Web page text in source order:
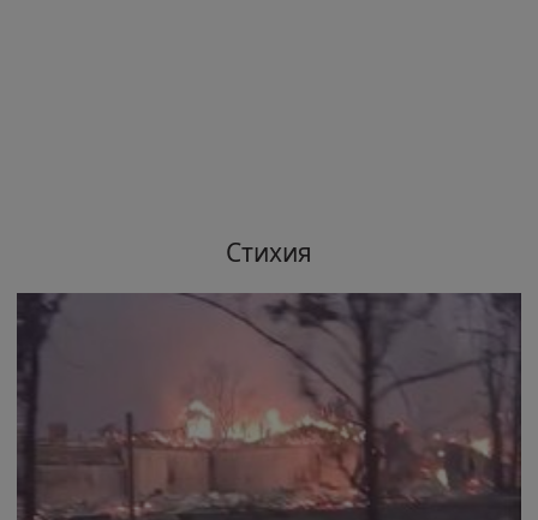
Стихия